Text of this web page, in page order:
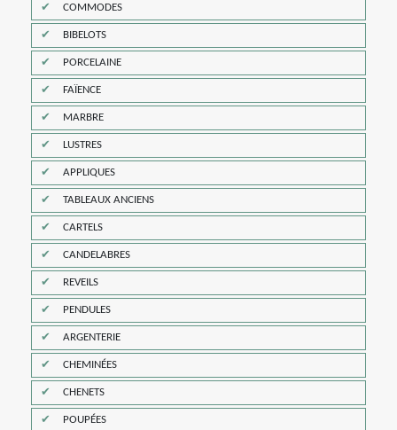
COMMODES
BIBELOTS
PORCELAINE
FAÏENCE
MARBRE
LUSTRES
APPLIQUES
TABLEAUX ANCIENS
CARTELS
CANDELABRES
REVEILS
PENDULES
ARGENTERIE
CHEMINÉES
CHENETS
POUPÉES